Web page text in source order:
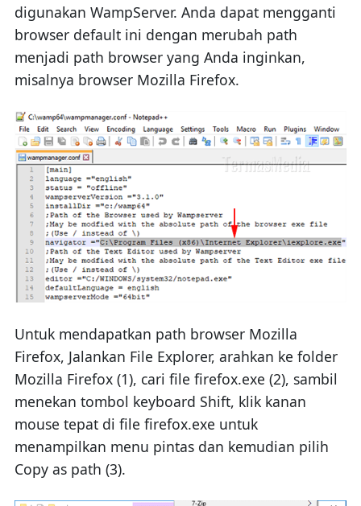
digunakan WampServer. Anda dapat mengganti
browser default ini dengan merubah path
menjadi path browser yang Anda inginkan,
misalnya browser Mozilla Firefox.
Untuk mendapatkan path browser Mozilla
Firefox, Jalankan File Explorer, arahkan ke folder
Mozilla Firefox (1), cari file firefox.exe (2), sambil
menekan tombol keyboard Shift, klik kanan
mouse tepat di file firefox.exe untuk
menampilkan menu pintas dan kemudian pilih
Copy as path (3).